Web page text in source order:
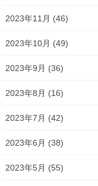
2023年11月 (46)
2023年10月 (49)
2023年9月 (36)
2023年8月 (16)
2023年7月 (42)
2023年6月 (38)
2023年5月 (55)